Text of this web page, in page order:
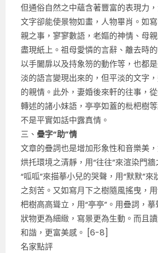
但通俗自然之中蘊含著豐富的表現力
文字卻能使景物如畫，人物畢肖。如
親之事，寥寥數語，老嫗的神情、母
盡現紙上。祖母愛憐的言辭、離去時的
以手闔扉以及持象笏的動作等，也都
淡的語言變現出來的，但平淡的文字
的親情。此外，妻婚後來軒的往事，
轉述的諸小妹語，亭亭如蓋的枇杷樹
不是平實如話中露真情。
三、 疊字“助”情
文章的疊詞也是增加形象性和音樂美
烘托環境之清靜，用“往往”來渲染門
“呱呱”來描摹小兒的哭聲，用“默默”來
之刻苦。又如寫月下之樹隨風搖曳，
杷樹高高聳立，用“亭亭”。用疊詞，摹
狀物更為細緻，寫景更為生動。而且
和諧，更富美感。 [6-8]
名家點評